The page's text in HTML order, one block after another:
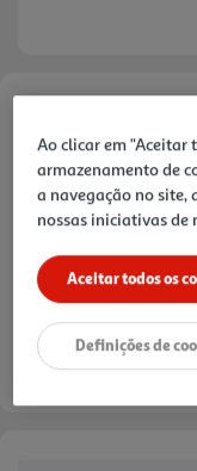
Ref. / EAN:3665257679651
10,99 €
Entrega estimada
Ao clicar em "Aceitar
armazenamento de
a navegação no site,
nossas iniciativas de
Aceitar todos os
Definições de